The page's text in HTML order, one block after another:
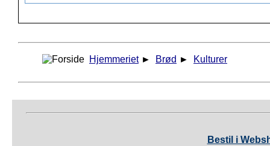
Hjemmeriet ► Brød ► Kulturer
Bestil i